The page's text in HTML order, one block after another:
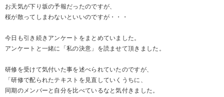
お天気が下り坂の予報だったのですが、
桜が散ってしまわないといいのですが・・・
今日も引き続きアンケートをまとめていました。
アンケートと一緒に「私の決意」を読ませて頂きました。
研修を受けて気付いた事を述べられていたのですが、
「研修で配られたテキストを見直していくうちに、
同期のメンバーと自分を比べているなと気付きました。